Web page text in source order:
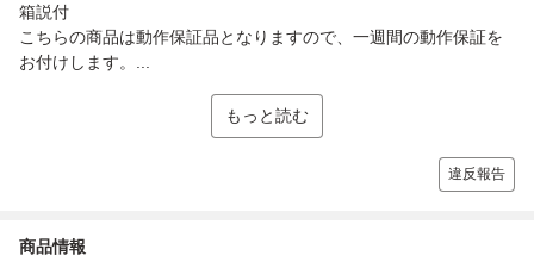
箱説付
こちらの商品は動作保証品となりますので、一週間の動作保証を
お付けします。...
もっと読む
違反報告
商品情報